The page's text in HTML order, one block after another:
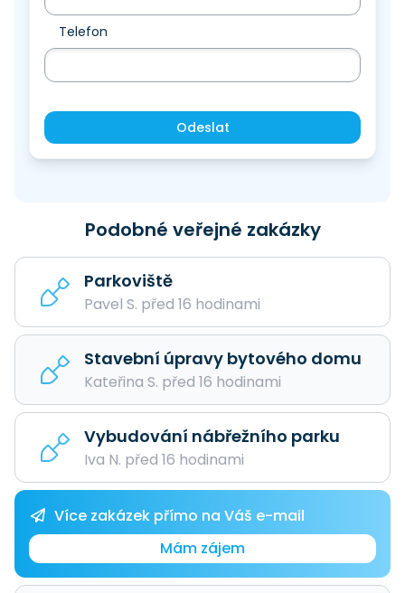
Telefon
Odeslat
Podobné veřejné zakázky
Parkoviště
Pavel S. před 16 hodinami
Stavební úpravy bytového domu
Kateřina S. před 16 hodinami
Vybudování nábřežního parku
Iva N. před 16 hodinami
Více zakázek přímo na Váš e-mail
Mám zájem